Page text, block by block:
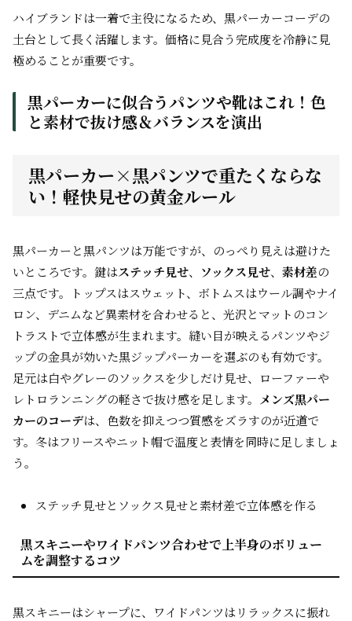
ハイブランドは一着で主役になるため、黒パーカーコーデの
土台として長く活躍します。価格に見合う完成度を冷静に見
極めることが重要です。
黒パーカーに似合うパンツや靴はこれ！色
と素材で抜け感＆バランスを演出
黒パーカー×黒パンツで重たくならな
い！軽快見せの黄金ルール
黒パーカーと黒パンツは万能ですが、のっぺり見えは避けた
いところです。鍵はステッチ見せ、 ソックス見せ、 素材差の
三点です。トップスはスウェット、ボトムスはウール調やナイ
ロン、デニムなど異素材を合わせると、光沢とマットのコン
トラストで立体感が生まれます。縫い目が映えるパンツやジ
ップの金具が効いた黒ジップパーカーを選ぶのも有効です。
足元は白やグレーのソックスを少しだけ見せ、ローファーや
レトロランニングの軽さで抜け感を足します。
メンズ黒パー
カーのコーデは、色数を抑えつつ質感をズラすのが近道で
す。冬はフリースやニット帽で温度と表情を同時に足しましょ
う。
ステッチ見せとソックス見せと素材差で立体感を作る
黒スキニーやワイドパンツ合わせで上半身のボリュー
ムを調整するコツ
黒スキニーはシャープに、ワイドパンツはリラックスに振れ